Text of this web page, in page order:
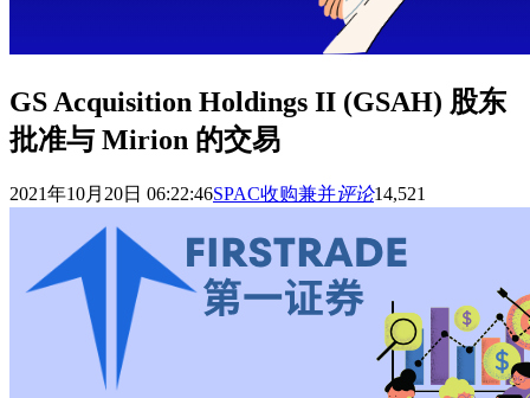
GS Acquisition Holdings II (GSAH) 股东
批准与 Mirion 的交易
2021年10月20日 06:22:46SPAC收购兼并评论14,521